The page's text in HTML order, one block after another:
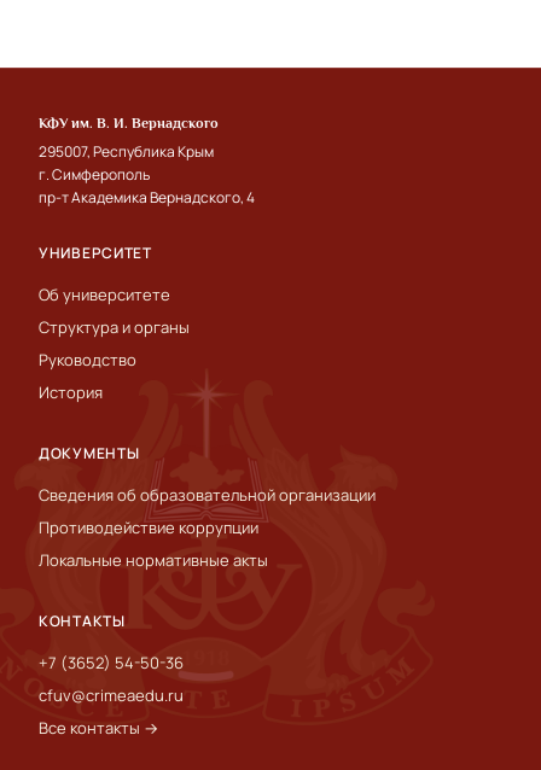
КФУ им. В. И. Вернадского
295007, Республика Крым
г. Симферополь
пр-т Академика Вернадского, 4
УНИВЕРСИТЕТ
Об университете
Структура и органы
Руководство
История
ДОКУМЕНТЫ
Сведения об образовательной организации
Противодействие коррупции
Локальные нормативные акты
КОНТАКТЫ
+7 (3652) 54-50-36
cfuv@crimeaedu.ru
Все контакты →